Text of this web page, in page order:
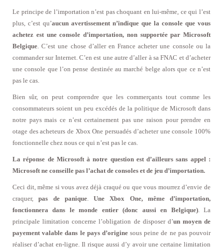
Le principe de l’importation n’est pas choquant en lui-même, ce qui l’est
plus, c’est qu’aucun avertissement n’indique que la console que vous
achetez est une console d’importation, non supportée par Microsoft
Belgique. C’est une chose d’aller en France acheter une console ou la
commander sur Internet. C’en est une autre d’aller à sa FNAC et d’acheter
une console que l’on pense destinée au marché belge alors que ce n’est
pas le cas.
Bien sûr, on peut comprendre que les commerçants tout comme les
consommateurs soient un peu excédés de la politique de Microsoft dans
notre pays mais ce n’est certainement pas une raison pour prendre en
otage des acheteurs de Xbox One persuadés d’acheter une console 100%
fonctionnelle chez nous ce qui n’est pas le cas.
La réponse de Microsoft à notre question est d’ailleurs sans appel :
Microsoft ne conseille pas l’achat de consoles et de jeu d’importation.
Ceci dit, même si vous avez déjà craqué ou que vous mourrez d’envie de
craquer,pas de panique. Une Xbox One, même d’importation,
fonctionnera dans le monde entier (donc aussi en Belgique). La
principale limitation concerne l’obligation de disposer d’un moyen de
payement valable dans le pays d’originesous peine de ne pas pouvoir
réaliser d’achat en-ligne. Il risque aussi d’y avoir une certaine limitation